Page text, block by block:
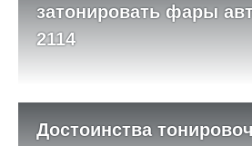
затонировать фары
2114
Достоинства